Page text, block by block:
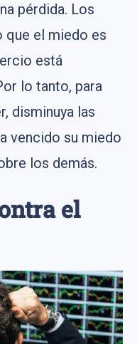
pérdida. Los
que el miedo es
está
lo tanto, para
disminuya las
vencido su miedo
los demás.
el